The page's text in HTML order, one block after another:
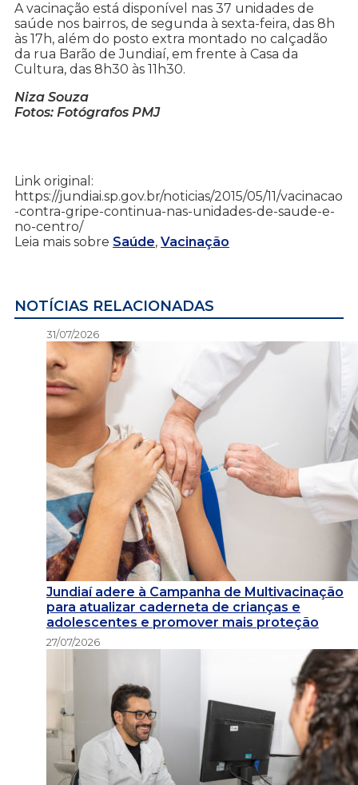
A vacinação está disponível nas 37 unidades de
saúde nos bairros, de segunda à sexta-feira, das 8h
às 17h, além do posto extra montado no calçadão
da rua Barão de Jundiaí, em frente à Casa da
Cultura, das 8h30 às 11h30.
Niza Souza
Fotos: Fotógrafos PMJ
Link original:
https://jundiai.sp.gov.br/noticias/2015/05/11/vacinacao
-contra-gripe-continua-nas-unidades-de-saude-e-
no-centro/
Leia mais sobre Saúde, Vacinação
NOTÍCIAS RELACIONADAS
31/07/2026
Jundiaí adere à Campanha de Multivacinação
para atualizar caderneta de crianças e
adolescentes e promover mais proteção
27/07/2026